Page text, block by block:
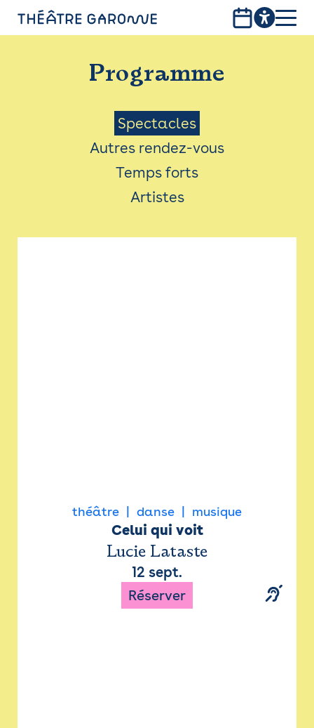
PROGRAMME
INFOS PRATIQUES
AVEC LES PUBLICS
ACCESSIBILITÉ
LES PRODUCTIONS
Programme
Menu
Saison
Spectacles
Autres rendez-vous
Temps forts
Artistes
théâtre danse musique
Celui qui voit
Lucie Lataste
12 sept.
Réserver